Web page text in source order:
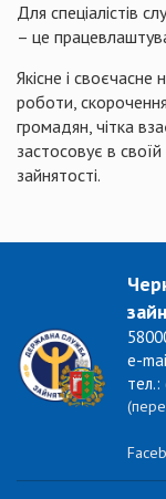
Для спеціалістів
– це
Якісне і
роботи,
громадян, чітка
застосовує в
зайнятості.
e-